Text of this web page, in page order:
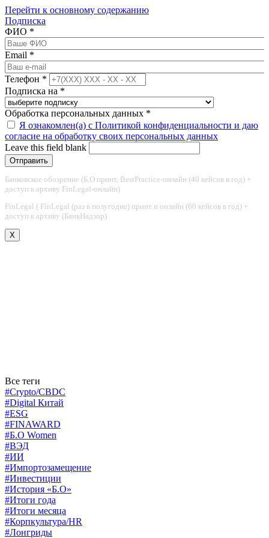
Перейти к основному содержанию
Подписка
ФИО *
Email *
Телефон *
Подписка на *
Обработка персональных данных *
Я ознакомлен(а) с Политикой конфиденциальности и даю
согласие на обработку своих персональных данных
Leave this field blank
Банковское обозрение (Б.О принт, BestPractice-онлайн (40 кейсов в год) +
доступ к архиву FinLegal-онлайн)
FinLegal ( FinLegal (раз в полугодие) принт и онлайн (60 кейсов в год) +
доступ к архиву (БанкНадзор)
X
Все теги
#Crypto/CBDC
#Digital Китай
#ESG
#FINAWARD
#Б.О Women
#ВЭД
#ИИ
#Импортозамещение
#Инвестиции
#История «Б.О»
#Итоги года
#Итоги месяца
#Корпкультура/HR
#Лонгриды